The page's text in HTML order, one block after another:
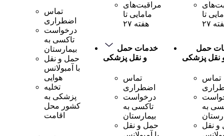
تماس
اضطراری
درخواست
تاکسی به
بیمارستان
حمل و نقل
با آمبولانس
هوایی
تخلیه
پزشکی به
کشور محل
اقامت
مراقبت‌های
مامایی تا
هفته ۲۷
خدمات حمل
و نقل پزشکی
تماس
اضطراری
درخواست
تاکسی به
بیمارستان
حمل و نقل
تا
۲۷
حمل
نقل پزشکی
تماس
به
و نقل